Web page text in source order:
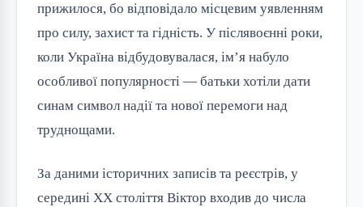
прижилося, бо відповідало місцевим уявленням
про силу, захист та гідність. У післявоєнні роки,
коли Україна відбудовувалася, ім’я набуло
особливої популярності — батьки хотіли дати
синам символ надії та нової перемоги над
труднощами.
За даними історичних записів та реєстрів, у
середині XX століття Віктор входив до числа